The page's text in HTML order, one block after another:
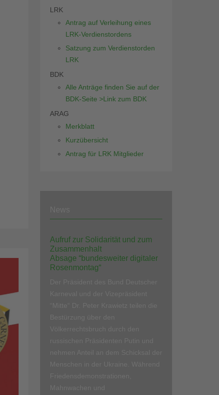
LRK
Antrag auf Verleihung eines
LRK-Verdienstordens
Satzung zum Verdienstorden
LRK
BDK
Alle Anträge finden Sie auf der
BDK-Seite >Link zum BDK
ARAG
Merkblatt
Kurzübersicht
Antrag für LRK Mitglieder
Aufruf zur Solidarität und zum
Zusammenhalt
Absage “bundesweiter digitaler
Rosenmontag“